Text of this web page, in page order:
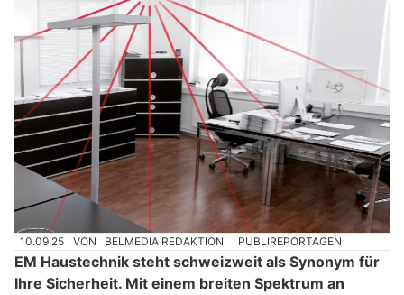
10.09.25 VON BELMEDIA REDAKTION PUBLIREPORTAGEN
EM Haustechnik steht schweizweit als Synonym für
Ihre Sicherheit. Mit einem breiten Spektrum an